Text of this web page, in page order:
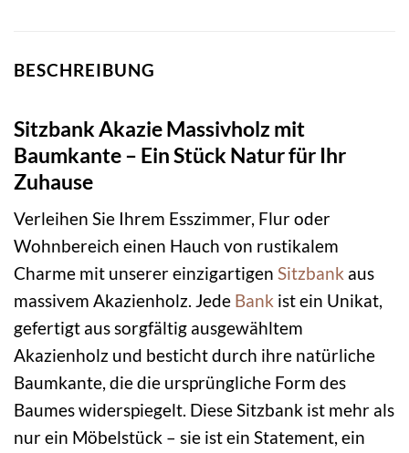
BESCHREIBUNG
Sitzbank Akazie Massivholz mit
Baumkante – Ein Stück Natur für Ihr
Zuhause
Verleihen Sie Ihrem Esszimmer, Flur oder
Wohnbereich einen Hauch von rustikalem
Charme mit unserer einzigartigen Sitzbank aus
massivem Akazienholz. Jede Bank ist ein Unikat,
gefertigt aus sorgfältig ausgewähltem
Akazienholz und besticht durch ihre natürliche
Baumkante, die die ursprüngliche Form des
Baumes widerspiegelt. Diese Sitzbank ist mehr als
nur ein Möbelstück – sie ist ein Statement, ein